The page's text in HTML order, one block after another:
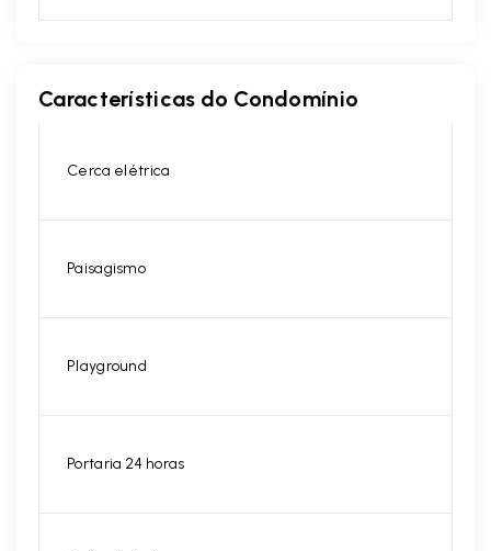
Características do Condomínio
Cerca elétrica
Paisagismo
Playground
Portaria 24 horas